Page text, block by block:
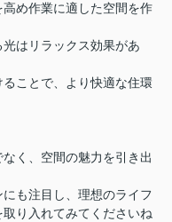
め作業に適した空間を作
はリラックス効果があ
ことで、より快適な住環
く、空間の魅力を引き出
も注目し、理想のライフ
り入れてみてくださいね